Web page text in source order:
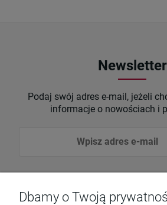
Newsletter
Podaj swój adres e-mail, jeżeli
informacje o nowościach i
Dbamy o Twoją